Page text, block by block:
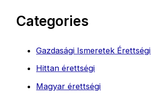
Categories
Gazdasági Ismeretek Érettségi
Hittan érettségi
Magyar érettségi